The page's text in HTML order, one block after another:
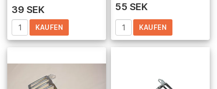
39 SEK
KAUFEN
55 SEK
KAUFEN